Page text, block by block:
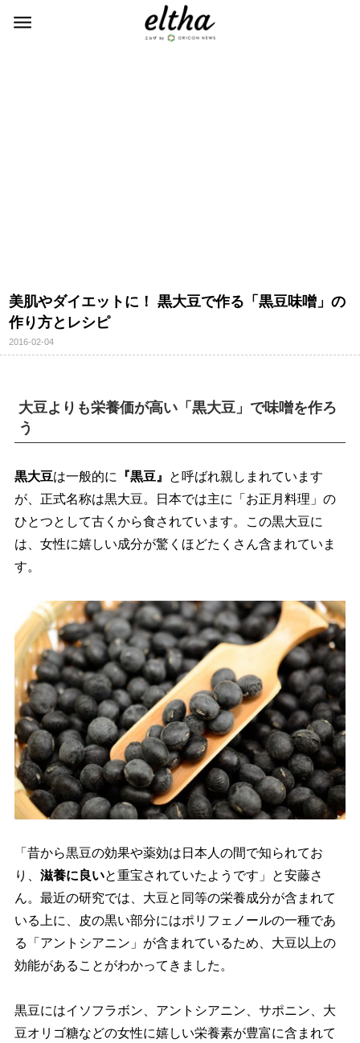
美肌やダイエットに！ 黒大豆で作る「黒豆味噌」の
作り方とレシピ
2016-02-04
大豆よりも栄養価が高い「黒大豆」で味噌を作ろ
う
黒大豆は一般的に 『黒豆』
と呼ばれ親しまれています
が、正式名称は黒大豆。日本では主に「お正月料理」の
ひとつとして古くから食されています。この黒大豆に
は、女性に嬉しい成分が驚くほどたくさん含まれていま
す。
「昔から黒豆の効果や薬効は日本人の間で知られてお
り、 滋養に良いと重宝されていたようです」と安藤さ
ん。最近の研究では、大豆と同等の栄養成分が含まれて
いる上に、皮の黒い部分にはポリフェノールの一種であ
る「アントシアニン」が含まれているため、大豆以上の
効能があることがわかってきました。
黒豆にはイソフラボン、アントシアニン、サポニン、大
豆オリゴ糖などの女性に嬉しい栄養素が豊富に含まれて